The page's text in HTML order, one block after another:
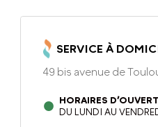
SERVICE À
49 bis avenue de
HORAIRES
DU LUNDI AU